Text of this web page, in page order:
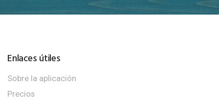
Enlaces útiles
Sobre la aplicación
Precios